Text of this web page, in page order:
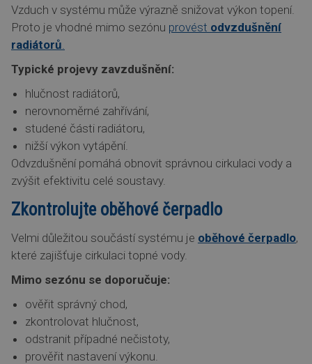
Vzduch v systému může výrazně snižovat výkon topení.
Proto je vhodné mimo sezónu provést odvzdušnění
radiátorů
Typické projevy zavzdušnění:
hlučnost radiátorů,
nerovnoměrné zahřívání,
studené části radiátoru,
nižší výkon vytápění.
Odvzdušnění pomáhá obnovit správnou cirkulaci vody a
zvýšit efektivitu celé soustavy.
Zkontrolujte oběhové čerpadlo
Velmi důležitou součástí systému je oběhové čerpadlo,
které zajišťuje cirkulaci topné vody.
Mimo sezónu se doporučuje:
ověřit správný chod,
zkontrolovat hlučnost,
odstranit případné nečistoty,
prověřit nastavení výkonu.